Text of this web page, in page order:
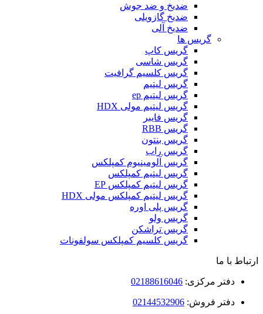
ضدیخ و ضد جوش
ضدیخ گازویلی
ضدیخ آلی
گریس ها
گریس کاپ
گریس شاسی
گریس کلسیم گرافیت
گریس لیتیم
گریس لیتیم ep
گریس لیتیم مولی HDX
گریس فایبر
گریس RBB
گریس بنتون
گریس راب
گریس آلومینیوم کمپلکس
گریس لیتیم کمپلکس
گریس لیتیم کمپلکس EP
گریس لیتیم کمپلکس مولی HDX
گریس پلی اوره
گریس ولو
گریس تراشکن
گریس کلسیم کمپلکس سولفونات
ارتباط با ما
دفتر مرکزی: 02188616046
دفتر فروش: 02144532906